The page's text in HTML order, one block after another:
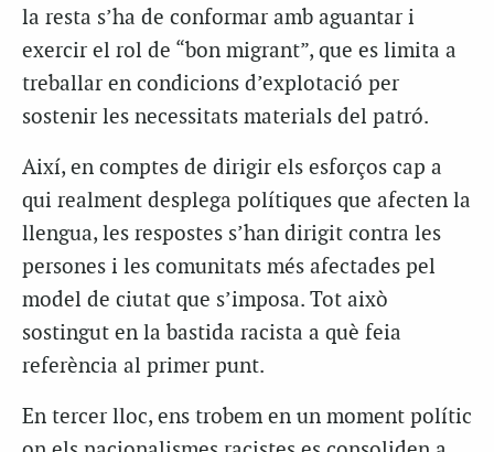
la resta s’ha de conformar amb aguantar i
exercir el rol de “bon migrant”, que es limita a
treballar en condicions d’explotació per
sostenir les necessitats materials del patró.
Així, en comptes de dirigir els esforços cap a
qui realment desplega polítiques que afecten la
llengua, les respostes s’han dirigit contra les
persones i les comunitats més afectades pel
model de ciutat que s’imposa. Tot això
sostingut en la bastida racista a què feia
referència al primer punt.
En tercer lloc, ens trobem en un moment polític